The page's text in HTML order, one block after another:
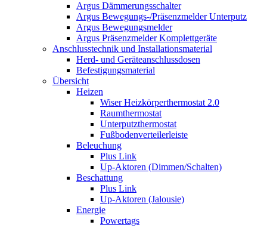
Argus Dämmerungsschalter
Argus Bewegungs-/Präsenzmelder Unterputz
Argus Bewegungsmelder
Argus Präsenzmelder Komplettgeräte
Anschlusstechnik und Installationsmaterial
Herd- und Geräteanschlussdosen
Befestigungsmaterial
Übersicht
Heizen
Wiser Heizkörperthermostat 2.0
Raumthermostat
Unterputzthermostat
Fußbodenverteilerleiste
Beleuchung
Plus Link
Up-Aktoren (Dimmen/Schalten)
Beschattung
Plus Link
Up-Aktoren (Jalousie)
Energie
Powertags